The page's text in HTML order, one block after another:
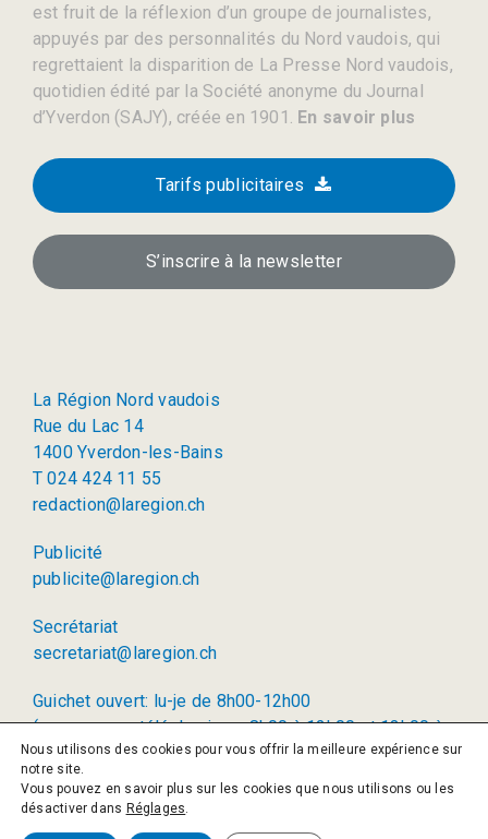
est fruit de la réflexion d’un groupe de journalistes,
appuyés par des personnalités du Nord vaudois, qui
regrettaient la disparition de La Presse Nord vaudois,
quotidien édité par la Société anonyme du Journal
d’Yverdon (SAJY), créée en 1901. En savoir plus
Tarifs publicitaires
S’inscrire à la newsletter
La Région Nord vaudois
Rue du Lac 14
1400 Yverdon-les-Bains
T 024 424 11 55
redaction@laregion.ch
Publicité
publicite@laregion.ch
Secrétariat
secretariat@laregion.ch
Guichet ouvert: lu-je de 8h00-12h00
(permanence téléphonique: 8h00 à 12h00 et 13h00 à
17h00)
© 2026 La Région SA
Nous utilisons des cookies pour vous offrir la meilleure expérience sur
notre site.
Vous pouvez en savoir plus sur les cookies que nous utilisons ou les
désactiver dans Réglages.